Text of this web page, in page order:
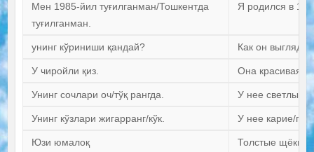
Мен 1985-йил туғилганман/Тошкентда
туғилганман.
Я родился в
унинг кўриниши қандай? Как он
У чиройли қиз. Она красивая
Унинг сочлари оч/тўқ рангда. У нее светлые/
Унинг кўзлари жигарранг/кўк. У нее карие/
Юзи юмалоқ Толстые щёки